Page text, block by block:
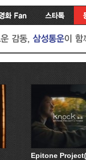
Epitone